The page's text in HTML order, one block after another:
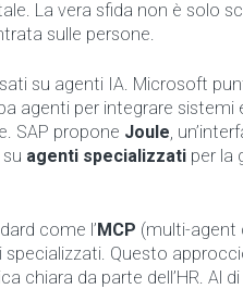
La vera sfida non è solo
sulle persone.
su agenti IA. Microsoft
agenti per integrare sistemi
SAP propone Joule ,
agenti specializzatiper la
come l’MCP (multi-
Questo
chiara da parte dell’HR. Al di